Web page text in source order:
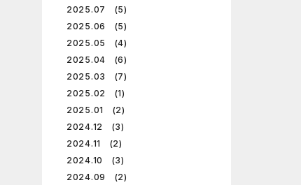
2025.07 (5)
2025.06 (5)
2025.05 (4)
2025.04 (6)
2025.03 (7)
2025.02 (1)
2025.01 (2)
2024.12 (3)
2024.11 (2)
2024.10 (3)
2024.09 (2)